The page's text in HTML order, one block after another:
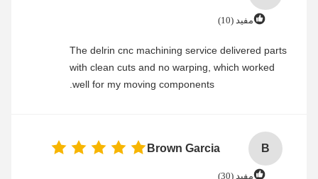
مفید (10)
The delrin cnc machining service delivered parts
with clean cuts and no warping, which worked
well for my moving components.
B
Brown Garcia
مفید (30)